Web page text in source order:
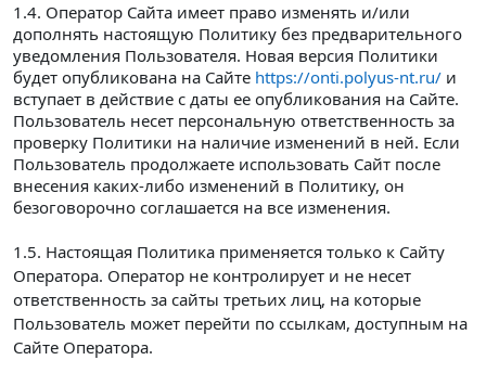
1.4. Оператор Сайта имеет право изменять и/или
дополнять настоящую Политику без предварительного
уведомления Пользователя. Новая версия Политики
будет опубликована на Сайте https://onti.polyus-nt.ru/ и
вступает в действие с даты ее опубликования на Сайте.
Пользователь несет персональную ответственность за
проверку Политики на наличие изменений в ней. Если
Пользователь продолжаете использовать Сайт после
внесения каких-либо изменений в Политику, он
безоговорочно соглашается на все изменения.
1.5. Настоящая Политика применяется только к Сайту
Оператора. Оператор не контролирует и не несет
ответственность за сайты третьих лиц, на которые
Пользователь может перейти по ссылкам, доступным на
Сайте Оператора.